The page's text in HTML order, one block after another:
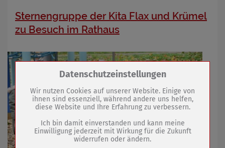
Sternengruppe der Kita Flax und Krümel
zu Besuch im Rathaus
Zum Betrieb der Seite notwendige Cookies /
Name
PHP Session Cookie
Anbieter
Eigentümer dieser Website (Wenko-
Wenselaar GmbH & Co. KG)
Absicherung Kontaktformular / SPAM
Datenschutzeinstellungen
Wir nutzen Cookies auf unserer Website. Einige von
ihnen sind essenziell, während andere uns helfen,
diese Website und Ihre Erfahrung zu verbessern.
Ich bin damit einverstanden und kann meine
Einwilligung jederzeit mit Wirkung für die Zukunft
widerrufen oder ändern.